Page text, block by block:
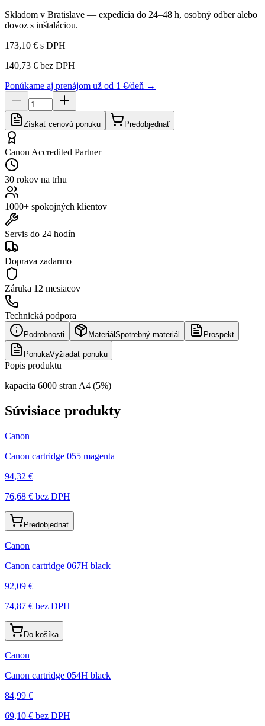
Skladom v Bratislave — expedícia do 24–48 h, osobný odber alebo
dovoz s inštaláciou.
173,10 € s DPH
140,73 € bez DPH
Ponúkame aj prenájom už od 1 €/deň →
Získať cenovú ponuku Predobjednať
Canon Accredited Partner
30 rokov na trhu
1000+ spokojných klientov
Servis do 24 hodín
Doprava zadarmo
Záruka 12 mesiacov
Technická podpora
Podrobnosti Materiál Spotrebný materiál Prospekt
PonukaVyžiadať ponuku
Popis produktu
kapacita 6000 stran A4 (5%)
Súvisiace produkty
Canon
Canon cartridge 055 magenta
94,32 €
76,68 € bez DPH
Predobjednať
Canon
Canon cartridge 067H black
92,09 €
74,87 € bez DPH
Do košíka
Canon
Canon cartridge 054H black
84,99 €
69,10 € bez DPH